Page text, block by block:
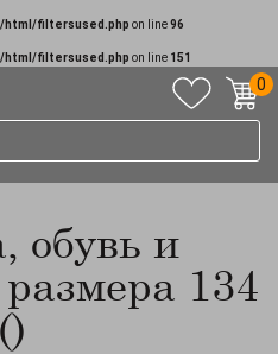
html/filtersused.php on line96
html/filtersused.php on line 151
0
обувь и
134
()